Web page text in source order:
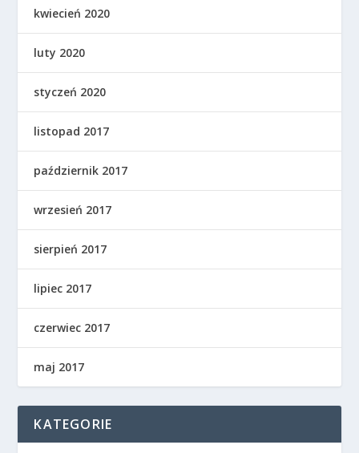
kwiecień 2020
luty 2020
styczeń 2020
listopad 2017
październik 2017
wrzesień 2017
sierpień 2017
lipiec 2017
czerwiec 2017
maj 2017
KATEGORIE